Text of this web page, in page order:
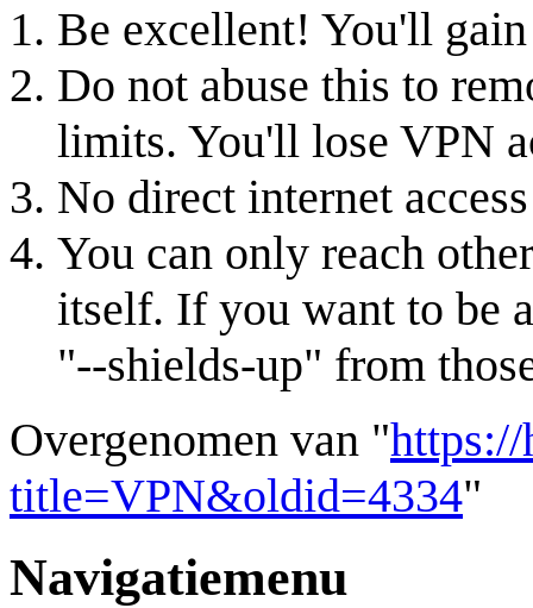
Be excellent! You'll gain
Do not abuse this to
limits. You'll lose VPN
No direct internet
You can only reach
itself. If you want to be
"--shields-up" from
Overgenomen van "
title=VPN&oldid=4334"
Navigatiemenu